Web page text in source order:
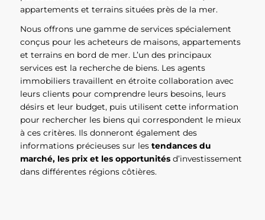
appartements et terrains situées près de la mer.
Nous offrons une gamme de services spécialement
conçus pour les acheteurs de maisons, appartements
et terrains en bord de mer. L’un des principaux
services est la recherche de biens. Les agents
immobiliers travaillent en étroite collaboration avec
leurs clients pour comprendre leurs besoins, leurs
désirs et leur budget, puis utilisent cette information
pour rechercher les biens qui correspondent le mieux
à ces critères. Ils donneront également des
informations précieuses sur les tendances du
marché, les prix et les opportunitésd’investissement
dans différentes régions côtières.